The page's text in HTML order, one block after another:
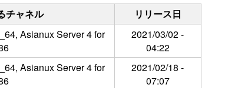
チャネル
リリース日
Asianux Server 4 for
2021/03/02 -
04:22
Asianux Server 4 for
2021/02/18 -
07:07